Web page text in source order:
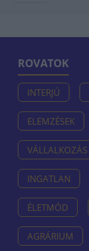
ROVATOK
INTERJÚ
ELEMZÉSEK
VÁLLALKOZÁS
INGATLAN
ÉLETMÓD
AGRÁRIUM